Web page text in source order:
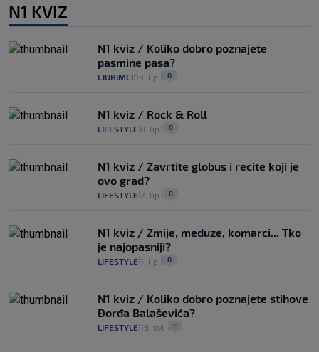
N1 KVIZ
N1 kviz / Koliko dobro poznajete
pasmine pasa?
LJUBIMCI 13. lip. 0
N1 kviz / Rock & Roll
LIFESTYLE 8. lip. 0
N1 kviz / Zavrtite globus i recite koji je
ovo grad?
LIFESTYLE 2. lip. 0
N1 kviz / Zmije, meduze, komarci... Tko
je najopasniji?
LIFESTYLE 1. lip. 0
N1 kviz / Koliko dobro poznajete stihove
Đorđa Balaševića?
LIFESTYLE 18. svi. 11